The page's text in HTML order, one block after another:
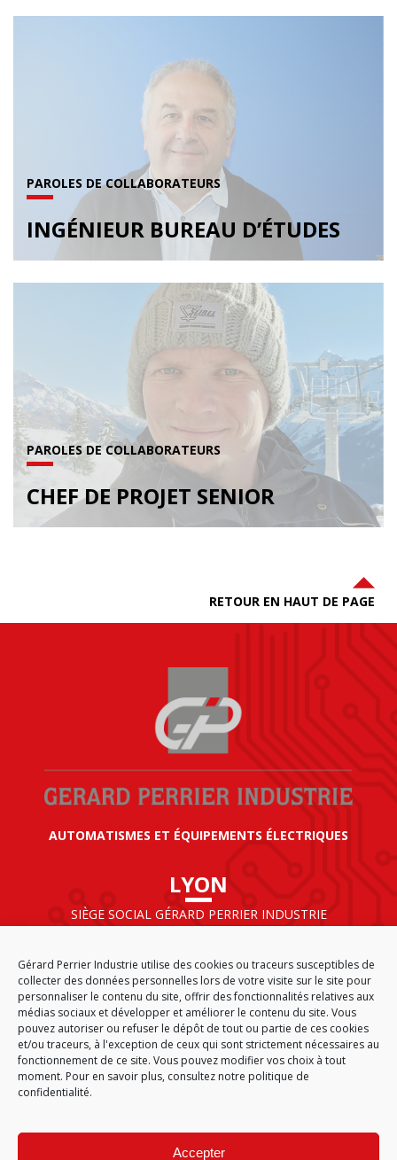
Gérard Perrier Industrie utilise des cookies ou traceurs susceptibles de
collecter des données personnelles lors de votre visite sur le site pour
personnaliser le contenu du site, offrir des fonctionnalités relatives aux
médias sociaux et développer et améliorer le contenu du site. Vous
pouvez autoriser ou refuser le dépôt de tout ou partie de ces cookies
et/ou traceurs, à l'exception de ceux qui sont strictement nécessaires au
fonctionnement de ce site. Vous pouvez modifier vos choix à tout
moment. Pour en savoir plus, consultez notre politique de
confidentialité.
Accepter
PAROLES DE COLLABORATEURS
INGÉNIEUR BUREAU D’ÉTUDES
PAROLES DE COLLABORATEURS
CHEF DE PROJET SENIOR
RETOUR EN HAUT DE PAGE
AUTOMATISMES ET ÉQUIPEMENTS ÉLECTRIQUES
LYON
SIÈGE SOCIAL GÉRARD PERRIER INDUSTRIE
69125 LYON AÉROPORT SAINT EXUPÉRY
FRANCE
ACCUEIL CGA PLAN DU SITE
MENTIONS LÉGALES
DONNÉES PERSONNELLES